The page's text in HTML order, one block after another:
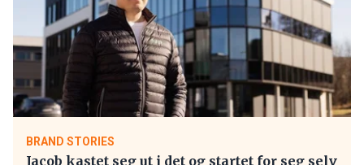
BRAND STORIES
Jacob kastet seg ut i det og startet for seg selv